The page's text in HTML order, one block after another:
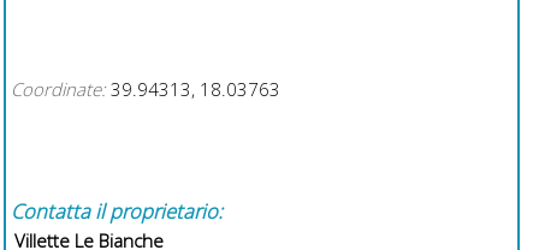
Coordinate: 39.94313, 18.03763
Contatta il proprietario:
Villette Le Bianche